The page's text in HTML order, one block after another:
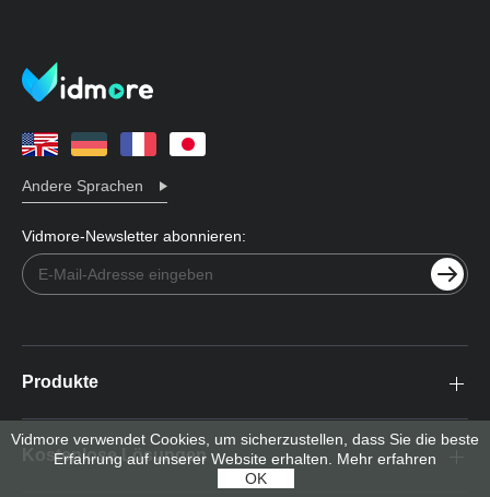
Andere Sprachen
Vidmore-Newsletter abonnieren:
Produkte
Kostenlose Lösungen
Vidmore verwendet Cookies, um sicherzustellen, dass Sie die beste
Erfahrung auf unserer Website erhalten. Mehr erfahren
OK